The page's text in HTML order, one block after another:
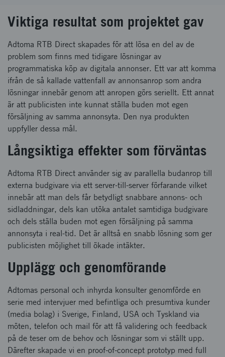
Viktiga resultat som projektet gav
Adtoma RTB Direct skapades för att lösa en del av de
problem som finns med tidigare lösningar av
programmatiska köp av digitala annonser. Ett var att komma
ifrån de så kallade vattenfall av annonsanrop som andra
lösningar innebär genom att anropen görs seriellt. Ett annat
är att publicisten inte kunnat ställa buden mot egen
försäljning av samma annonsyta. Den nya produkten
uppfyller dessa mål.
Långsiktiga effekter som förväntas
Adtoma RTB Direct använder sig av parallella budanrop till
externa budgivare via ett server-till-server förfarande vilket
innebär att man dels får betydligt snabbare annons- och
sidladdningar, dels kan utöka antalet samtidiga budgivare
och dels ställa buden mot egen försäljning på samma
annonsyta i real-tid. Det är alltså en snabb lösning som ger
publicisten möjlighet till ökade intäkter.
Upplägg och genomförande
Adtomas personal och inhyrda konsulter genomförde en
serie med intervjuer med befintliga och presumtiva kunder
(media bolag) i Sverige, Finland, USA och Tyskland via
möten, telefon och mail för att få validering och feedback
på de teser om de behov och lösningar som vi ställt upp.
Därefter skapade vi en proof-of-concept prototyp med full